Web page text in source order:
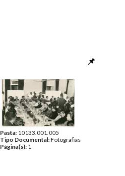
Pasta: 10133.001.005
Tipo Documental:Fotografias
Página(s): 1